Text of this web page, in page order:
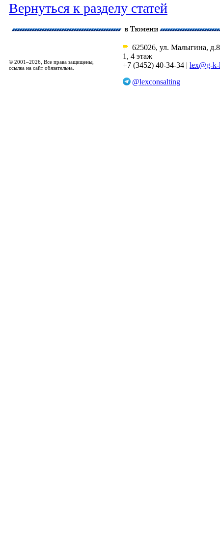
Вернуться к разделу статей
© 2001–2026, Все права защищены,
ссылка на сайт обязательна.
625026, ул. Малыгина,
1, 4 этаж
+7 (3452) 40-34-34 | lex@g-
@lexconsalting